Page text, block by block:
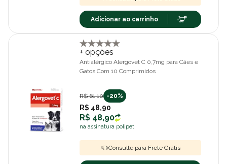
Adicionar ao carrinho
+ opções
Antialérgico Alergovet C 0,7mg para Cães e
Gatos Com 10 Comprimidos
R$ 61,10 -20%
R$ 48,90
R$ 48,90
na assinatura polipet
Consulte para Frete Grátis